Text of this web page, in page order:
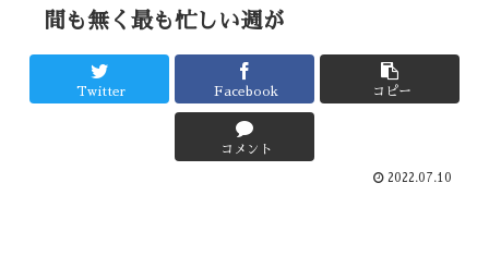
間も無く最も忙しい週が
Twitter Facebook コピー
コメント
2022.07.10